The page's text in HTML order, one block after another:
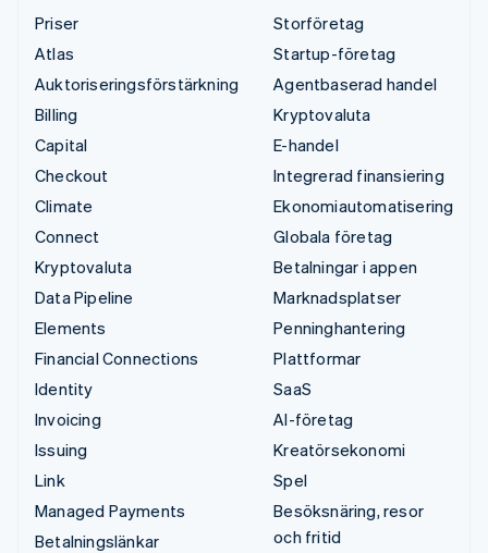
Priser
Atlas
Auktoriseringsförstärkning
Billing
Capital
Checkout
Climate
Connect
Kryptovaluta
Data Pipeline
Elements
Financial Connections
Identity
Invoicing
Issuing
Link
Managed Payments
Betalningslänkar
Storföretag
Startup-företag
Agentbaserad handel
Kryptovaluta
E-handel
Integrerad finansiering
Ekonomiautomatisering
Globala företag
Betalningar i appen
Marknadsplatser
Penninghantering
Plattformar
SaaS
AI-företag
Kreatörsekonomi
Spel
Besöksnäring, resor
och fritid